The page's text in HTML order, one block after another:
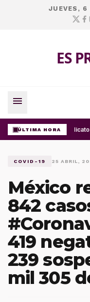
JUEVES, 6
ES
menu
ÚLTIMA HORA
COVID-19 25 ABRIL,
México
842
419
239
mil 305